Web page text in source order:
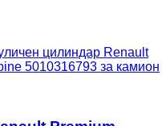
цилиндар Renault
5010316793 за камион